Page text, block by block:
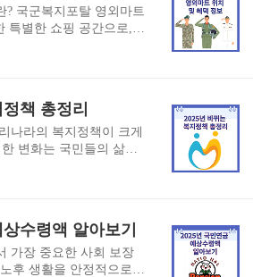
개요 2025년 소상공인
공인의 금융 부담을 줄
정책입니다. 소상공인
루고 있으며, 이들의 건강
도모하는 데 목적이 있
인들..
? 국군복지포탈 영외마트
특별한 쇼핑 공간으로,
저렴한 가격에 다양한
. 영외마트는 군인뿐만
수 있어, 군인 가족의
됩니다. 국군복지포털
안내 영외마트는 전국
각 지역별로 다양한 마트
지에도 여러 마트가 있
연..
책 총정리
나라의 복지정책이 크게
변화는 국민들의 삶의
과 노인층을 위한 다양
정책은 다양한 분야에서
한 정책들은 사회적 안
이 기본적인 생활을 영
수령액 알아보기
가장 중요한 사회 보장
후 생활을 안정적으로